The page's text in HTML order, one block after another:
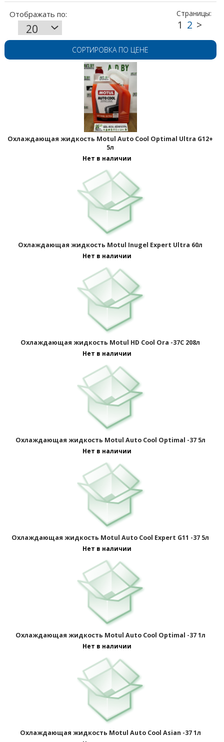
СОРТИРОВКА ПО ЦЕНЕ
Охлаждающая жидкость Motul Auto Cool Optimal Ultra G12+
5л
Нет в наличии
Охлаждающая жидкость Motul Inugel Expert Ultra 60л
Нет в наличии
Охлаждающая жидкость Motul HD Cool Ora -37C 208л
Нет в наличии
Охлаждающая жидкость Motul Auto Cool Optimal -37 5л
Нет в наличии
Охлаждающая жидкость Motul Auto Cool Expert G11 -37 5л
Нет в наличии
Охлаждающая жидкость Motul Auto Cool Optimal -37 1л
Нет в наличии
Охлаждающая жидкость Motul Auto Cool Asian -37 1л